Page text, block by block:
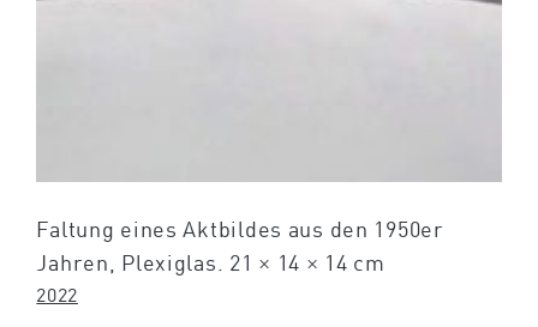
Faltung eines Aktbildes aus den 1950er
Jahren, Plexiglas. 21 × 14 × 14 cm
2022